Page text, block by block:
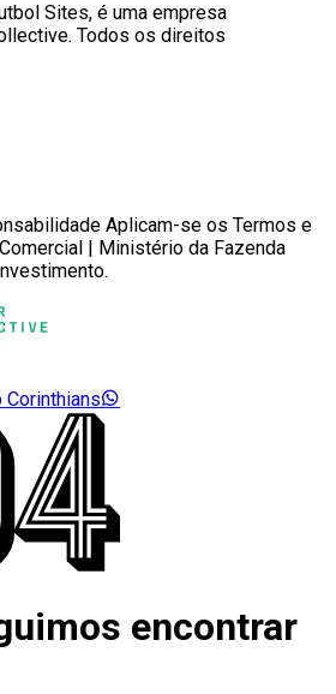
Sites, é uma empresa
Todos os direitos
Aplicam-se os Termos e
| Ministério da Fazenda
Corinthians
encontrar